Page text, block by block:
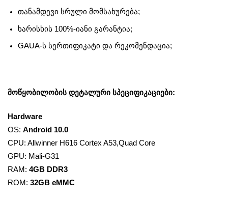
თანამდევი სრული მომსახურება;
ხარისხის 100%-იანი გარანტია;
GAUA-ს სერთიფიკატი და რეკომენდაცია;
მოწყობილობის დეტალური სპეციფიკაციები:
Hardware
OS: Android 10.0
CPU: Allwinner H616 Cortex A53,Quad Core
GPU: Mali-G31
RAM: 4GB DDR3
ROM: 32GB eMMC